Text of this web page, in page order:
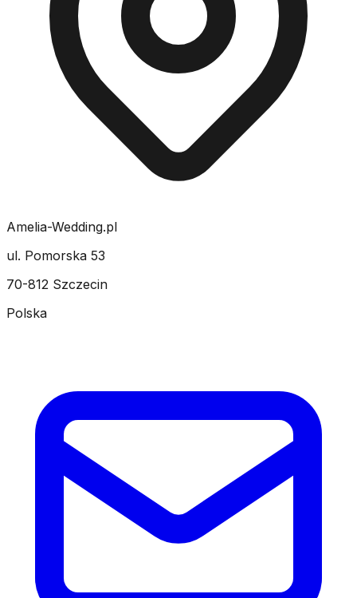
Amelia-Wedding.pl
ul. Pomorska 53
70-812 Szczecin
Polska